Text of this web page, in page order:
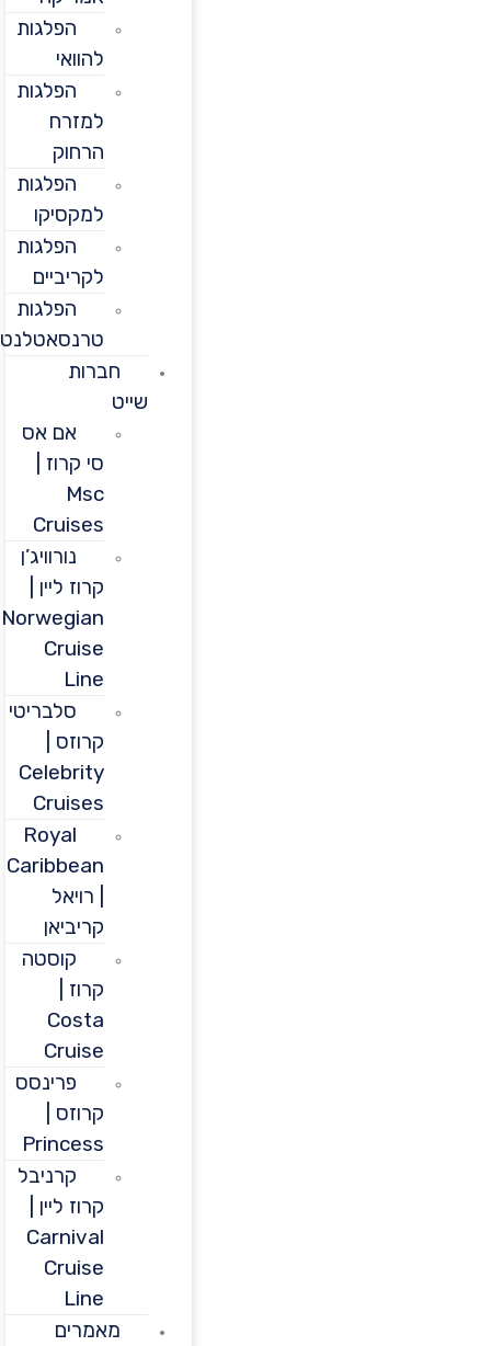
הפלגות
הפלגות
למזרח
הרחוק
הפלגות
למקסיקו
הפלגות
לקריביים
הפלגות
טרנסאטלנטיות
חברות
אם אס
סי קרוז |
Cruises
נורוויג’ן
קרוז ליין |
Norwegian
Cruise
סלבריטי
קרוזס |
Celebrity
Cruises
Royal
Caribbean
קריביאן
קוסטה
Costa
Cruise
פרינסס
קרוזס |
Princess
קרניבל
קרוז ליין |
Carnival
Cruise
מאמרים